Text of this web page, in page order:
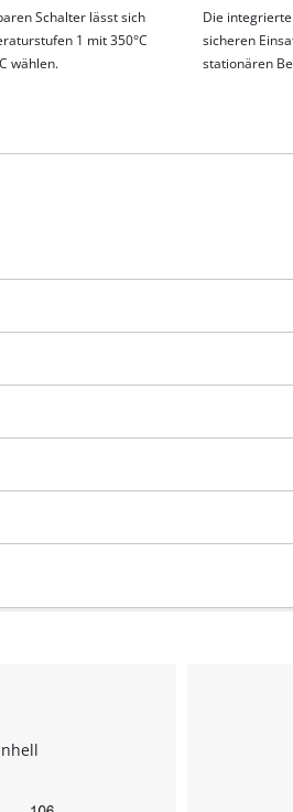
Schalter lässt sich
1 mit 350°C
wählen.
Die
sicheren
stationären